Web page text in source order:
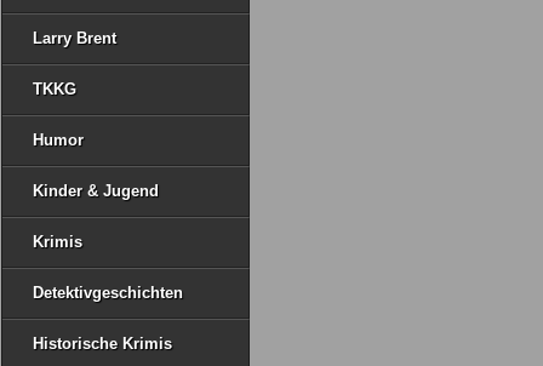
Larry Brent
TKKG
Humor
Kinder & Jugend
Krimis
Detektivgeschichten
Historische Krimis